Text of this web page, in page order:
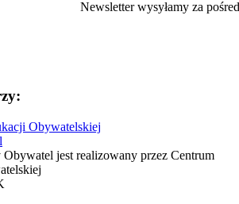
Newsletter wysyłamy za
Obywatel jest realizowany przez Centrum